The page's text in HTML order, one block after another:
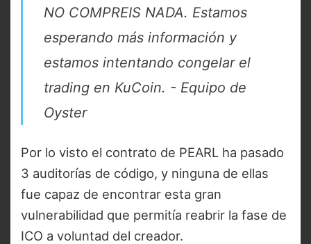
NO COMPREIS NADA. Estamos
esperando más información y
estamos intentando congelar el
trading en KuCoin. - Equipo de
Oyster
Por lo visto el contrato de PEARL ha pasado
3 auditorías de código, y ninguna de ellas
fue capaz de encontrar esta gran
vulnerabilidad que permitía reabrir la fase de
ICO a voluntad del creador.